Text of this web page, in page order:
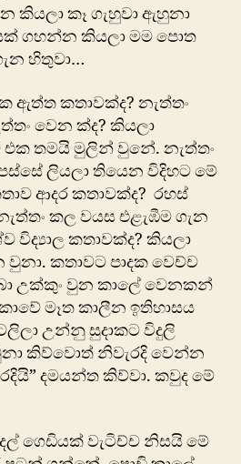
කියලා කෑ ගැහුවා ඇහුනා
ගහන්න කියලා මම පොත
හිතුවා…
ඇත්ත කතාවක්ද? නැත්තං
වෙන ක්ද? කියලා
තමයි මුලින් වුනේ. නැත්තං
ලියලා තියෙන විදිහට මේ
ආදර කතාවක්ද? රහස්
කල වයස එළැඹීම ගැන
විද්‍යාල කතාවක්ද? කියලා
කතාවට පාදක වෙච්ච
උක්කුං වුන කාලේ වෙනකන්
මෑත කාලීන ඉතිහාසය
උන්නු සුදාකට විදුලි
කිව්වොත් නිවැරදි වෙන්න
දමයන්ත කිව්වා. කවුද මේ
ගෙඩියක් වැටිච්ච නිසයි මේ